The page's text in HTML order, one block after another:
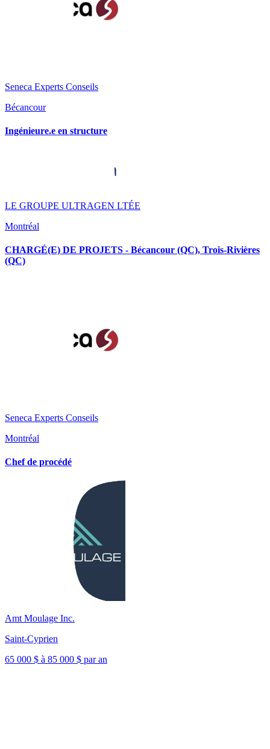
Seneca Experts Conseils
Bécancour
Ingénieure.e en structure
LE GROUPE ULTRAGEN LTÉE
Montréal
CHARGÉ(E) DE PROJETS - Bécancour (QC), Trois-Rivières
(QC)
Seneca Experts Conseils
Montréal
Chef de procédé
Amt Moulage Inc.
Saint-Cyprien
65 000 $ à 85 000 $ par an